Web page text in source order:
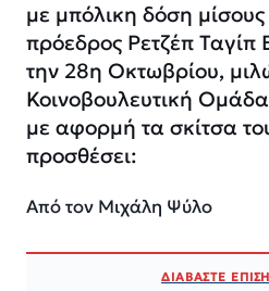
με μπόλικη δόση
πρόεδρος Ρετζέπ
την 28η Οκτωβρίου,
Κοινοβουλευτική
με αφορμή τα σκίτσα
προσθέσει:
Από τον Μιχάλη Ψύλο
ΔΙΑΒΑΣΤΕ